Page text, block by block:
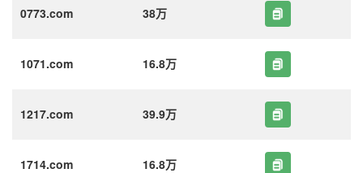
0773.com 38万
1071.com 16.8万
1217.com 39.9万
1714.com 16.8万